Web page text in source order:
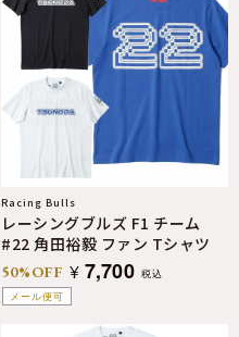
メール便可
Racing Bulls
レーシングブルズ F1 チーム
#22 角田裕毅 ファン Tシャツ
50%OFF ¥ 7,700 税込